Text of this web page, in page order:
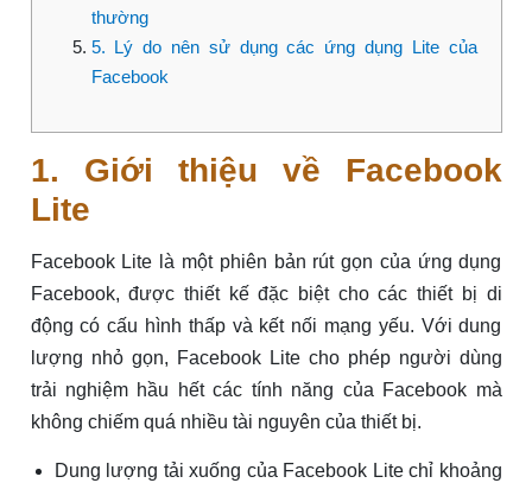
thường
5. Lý do nên sử dụng các ứng dụng Lite của
Facebook
1. Giới thiệu về Facebook
Lite
Facebook Lite là một phiên bản rút gọn của ứng dụng
Facebook, được thiết kế đặc biệt cho các thiết bị di
động có cấu hình thấp và kết nối mạng yếu. Với dung
lượng nhỏ gọn, Facebook Lite cho phép người dùng
trải nghiệm hầu hết các tính năng của Facebook mà
không chiếm quá nhiều tài nguyên của thiết bị.
Dung lượng tải xuống của Facebook Lite chỉ khoảng